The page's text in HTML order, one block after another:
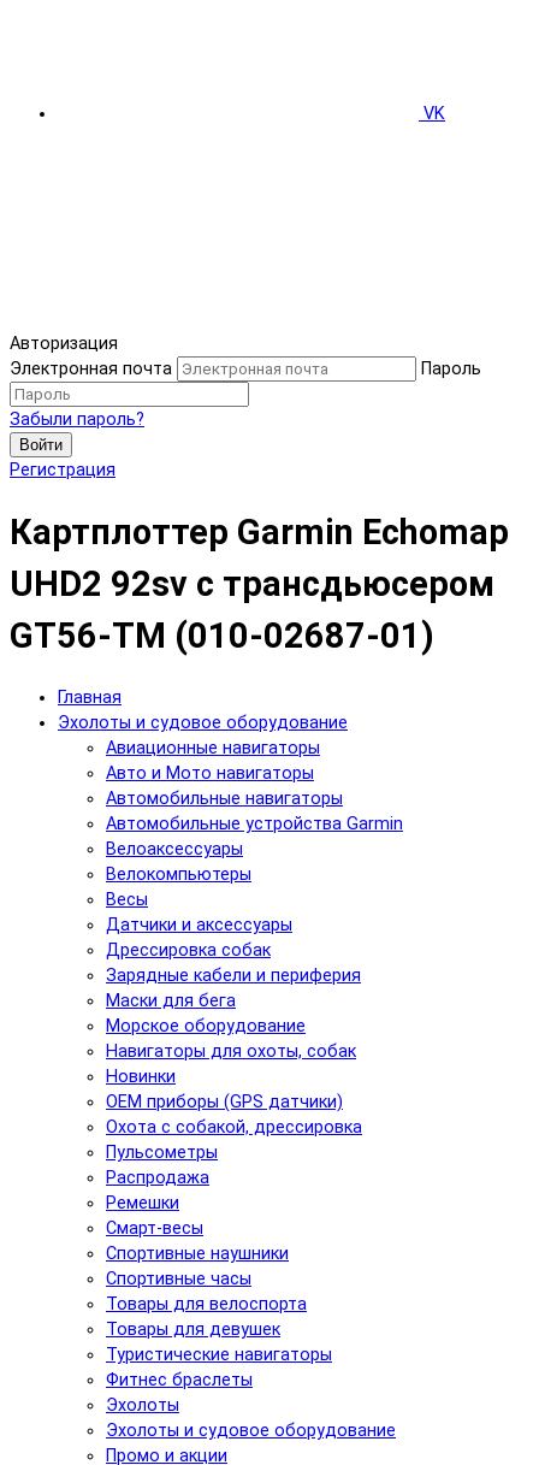
VK
Авторизация
Электронная почта
Пароль
Забыли пароль?
Войти
Регистрация
Картплоттер Garmin Echomap
UHD2 92sv с трансдьюсером
GT56-TM (010-02687-01)
Главная
Эхолоты и судовое оборудование
Авиационные навигаторы
Авто и Мото навигаторы
Автомобильные навигаторы
Автомобильные устройства Garmin
Велоаксессуары
Велокомпьютеры
Весы
Датчики и аксессуары
Дрессировка собак
Зарядные кабели и периферия
Маски для бега
Морское оборудование
Навигаторы для охоты, собак
Новинки
ОЕМ приборы (GPS датчики)
Охота с собакой, дрессировка
Пульсометры
Распродажа
Ремешки
Смарт-весы
Спортивные наушники
Спортивные часы
Товары для велоспорта
Товары для девушек
Туристические навигаторы
Фитнес браслеты
Эхолоты
Эхолоты и судовое оборудование
Промо и акции